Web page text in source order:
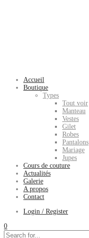
Accueil
Boutique
Types
Tout voir
Manteau
Vestes
Gilet
Robes
Pantalons
Mariage
Jupes
Cours de couture
Actualités
Galerie
A propos
Contact
Login / Register
0